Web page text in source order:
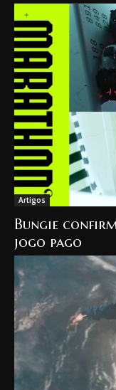
Artigos
Bungie
jogo pago